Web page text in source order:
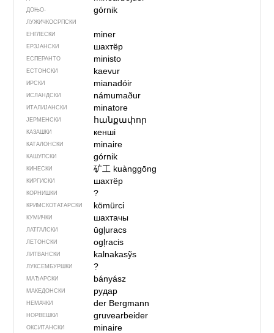
ДОЊО­
ЛУЖИЧКОСРПСКИ
górnik
ЕНГЛЕСКИ miner
ЕРЗЈАНСКИ шахтёр
ЕСПЕРАНТО ministo
ЕСТОНСКИ kaevur
ИРСКИ mianadóir
ИСЛАНДСКИ námumaður
ИТАЛИЈАНСКИ minatore
ЈЕРМЕНСКИ հանքափոր
КАЗАШКИ кенші
КАТАЛОНСКИ minaire
КАШУПСКИ górnik
КИНЕСКИ 矿工 kuànggōng
КИРГИСКИ шахтёр
КОРНИШКИ ?
КРИМСКОТАТАРСКИ kömürci
КУМИЧКИ шахтачы
ЛАТГАЛСКИ ūgļuracs
ЛЕТОНСКИ ogļracis
ЛИТВАНСКИ kalnakasỹs
ЛУКСЕМБУРШКИ ?
МАЂАРСКИ bányász
МАКЕДОНСКИ рудар
НЕМАЧКИ der Bergmann
НОРВЕШКИ gruvearbeider
ОКСИТАНСКИ minaire